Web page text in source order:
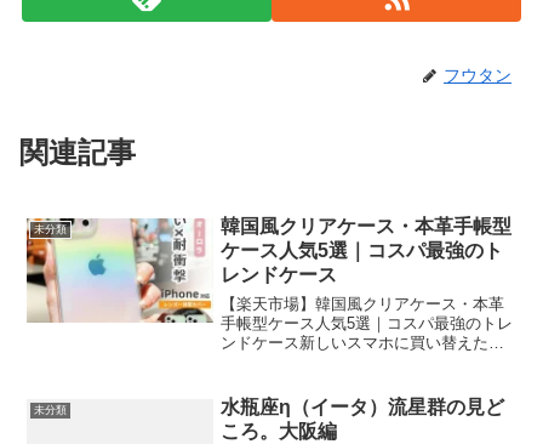
フウタン
関連記事
未分類
韓国風クリアケース・本革手帳型
ケース人気5選｜コスパ最強のト
レンドケース
【楽天市場】韓国風クリアケース・本革
手帳型ケース人気5選｜コスパ最強のトレ
ンドケース新しいスマホに買い替えたば
ませんか。くすみカラーやビジュー装飾
が特徴の韓国風クリア...
未分類
水瓶座η（イータ）流星群の見ど
ころ。大阪編